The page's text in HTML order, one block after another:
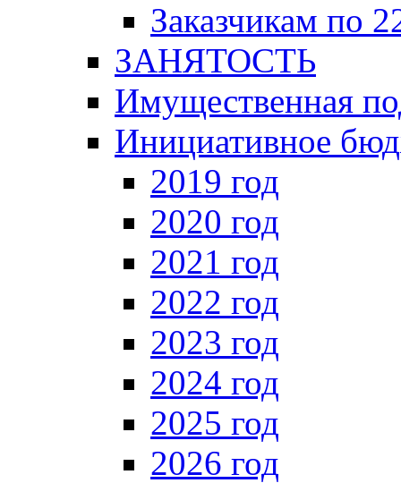
Заказчикам по
ЗАНЯТОСТЬ
Имущественная
Инициативное
2019 год
2020 год
2021 год
2022 год
2023 год
2024 год
2025 год
2026 год